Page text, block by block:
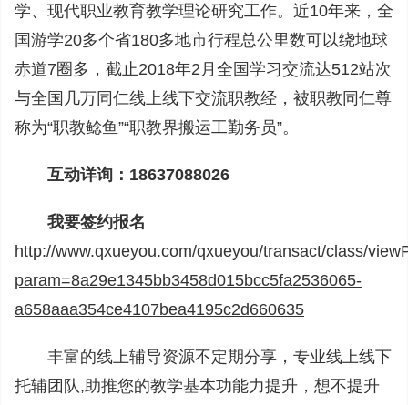
学、现代职业教育教学理论研究工作。近10年来，全
国游学20多个省180多地市行程总公里数可以绕地球
赤道7圈多，截止2018年2月全国学习交流达512站次
与全国几万同仁线上线下交流职教经，被职教同仁尊
称为“职教鲶鱼”“职教界搬运工勤务员”。
互动详询：18637088026
我要签约报名
http://www.qxueyou.com/qxueyou/transact/class/
param=8a29e1345bb3458d015bcc5fa2536065-
a658aaa354ce4107bea4195c2d660635
丰富的线上辅导资源不定期分享，专业线上线下
托辅团队,助推您的教学基本功能力提升，想不提升